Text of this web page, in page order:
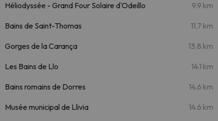
Héliodyssée - Grand Four Solaire d'Odeillo 9.9 km
Bains de Saint-Thomas 11.7 km
Gorges de la Carança 13.8 km
Les Bains de Llo 14.1 km
Bains romains de Dorres 14.6 km
Musée municipal de Llivia 14.6 km